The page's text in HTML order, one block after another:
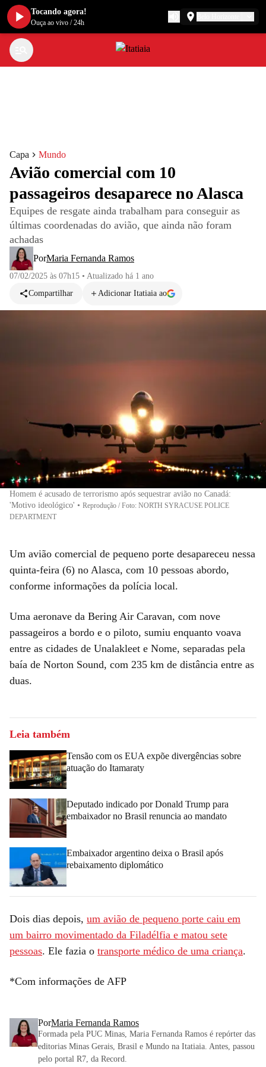
Capa Mundo
Avião comercial com 10
passageiros desaparece no Alasca
Equipes de resgate ainda trabalham para conseguir as
últimas coordenadas do avião, que ainda não foram
achadas
PorMaria Fernanda Ramos
07/02/2025 às 07h15 • Atualizado há 1 ano
Compartilhar
Adicionar Itatiaia ao
Homem é acusado de terrorismo após sequestrar avião no Canadá:
'Motivo ideológico' • Reprodução / Foto: NORTH SYRACUSE POLICE
DEPARTMENT
Um avião comercial de pequeno porte desapareceu nessa
quinta-feira (6) no Alasca, com 10 pessoas abordo,
conforme informações da polícia local.
Uma aeronave da Bering Air Caravan, com nove
passageiros a bordo e o piloto, sumiu enquanto voava
entre as cidades de Unalakleet e Nome, separadas pela
baía de Norton Sound, com 235 km de distância entre as
duas.
Leia também
Tensão com os EUA expõe divergências sobre
atuação do Itamaraty
Deputado indicado por Donald Trump para
embaixador no Brasil renuncia ao mandato
Embaixador argentino deixa o Brasil após
rebaixamento diplomático
Dois dias depois, um avião de pequeno porte caiu em
um bairro movimentado da Filadélfia e matou sete
pessoas. Ele fazia o transporte médico de uma criança.
*Com informações de AFP
PorMaria Fernanda Ramos
Formada pela PUC Minas, Maria Fernanda Ramos é repórter das
editorias Minas Gerais, Brasil e Mundo na Itatiaia. Antes, passou
pelo portal R7, da Record.
Tocando agora!
Ouça ao vivo /24h